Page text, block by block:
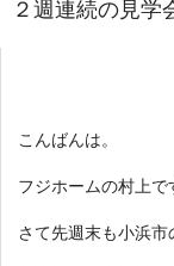
２週連続の見学
こんばんは。
フジホームの村上で
さて先週末も小浜